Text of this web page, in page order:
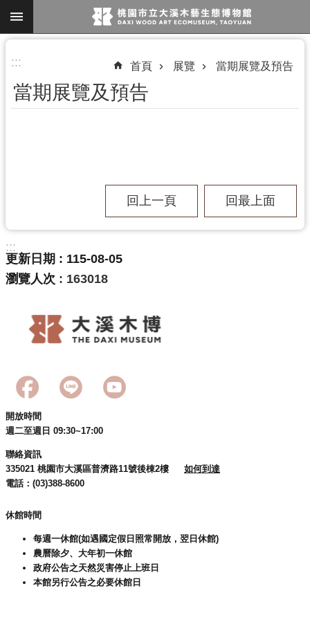
跳到主要內容區塊
搜
尋
訊
展
覽
活
動
研
學
習
源
認
識
木
::: 首頁 展覽 當期展覽及預告
當期展覽及預告
回上一頁 回最上面
:::
更新日期
115-08-05
瀏覽人次
163018
開放時間
週二至週日 09:30~17:00
聯絡資訊
335021 桃園市大溪區普濟路11號後棟2樓
如何到達
電話：(03)388-8600
休館時間
每週一休館(如遇國定假日照常開放，翌日休館)
農曆除夕、大年初一休館
政府公告之天然災害停止上班日
本館另行公告之必要休館日